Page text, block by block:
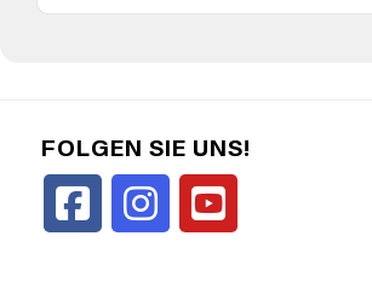
FOLGEN SIE UNS!